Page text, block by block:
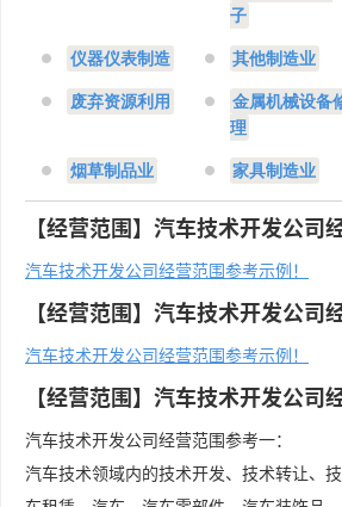
子
仪器仪表制造 其他制造业
废弃资源利用
金属机械设备
理
烟草制品业 家具制造业
【经营范围】汽车技术开发公司
汽车技术开发公司经营范围参考示例！
【经营范围】汽车技术开发公司
汽车技术开发公司经营范围参考示例！
【经营范围】汽车技术开发公司
汽车技术开发公司经营范围参考一：
汽车技术领域内的技术开发、技术转让、